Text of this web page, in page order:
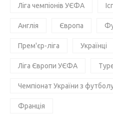
Ліга чемпіонів УЄФА
Англія Європа
Прем'єр-ліга Українці
Ліга Європи УЄФА
Чемпіонат України з
Франція